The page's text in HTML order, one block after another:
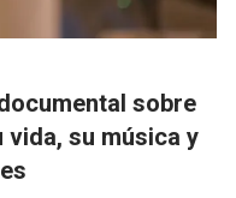
sobre
vida, su música y